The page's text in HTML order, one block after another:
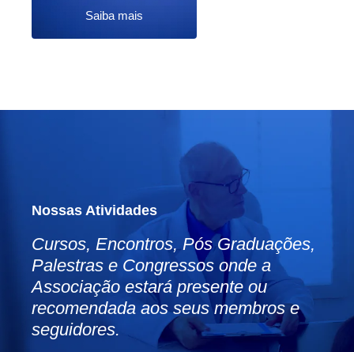
Saiba mais
Nossas Atividades
Cursos, Encontros, Pós Graduações,
Palestras e Congressos onde a
Associação estará presente ou
recomendada aos seus membros e
seguidores.